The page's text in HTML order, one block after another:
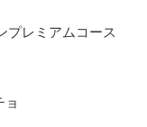
プレミアムコース